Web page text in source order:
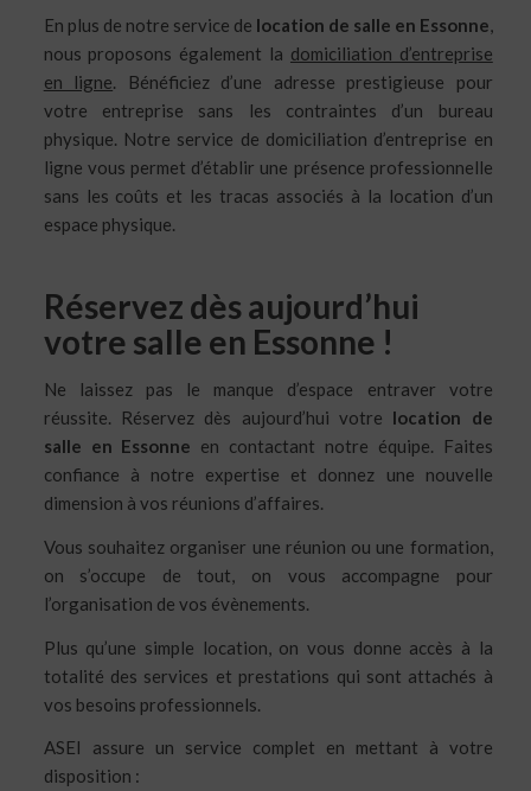
En plus de notre service de location de salle en Essonne,
nous proposons également la domiciliation d’entreprise
en ligne. Bénéficiez d’une adresse prestigieuse pour
votre entreprise sans les contraintes d’un bureau
physique. Notre service de domiciliation d’entreprise en
ligne vous permet d’établir une présence professionnelle
sans les coûts et les tracas associés à la location d’un
espace physique.
Réservez dès aujourd’hui
votre salle en Essonne !
Ne laissez pas le manque d’espace entraver votre
réussite. Réservez dès aujourd’hui votre location de
salle en Essonne en contactant notre équipe. Faites
confiance à notre expertise et donnez une nouvelle
dimension à vos réunions d’affaires.
Vous souhaitez organiser une réunion ou une formation,
on s’occupe de tout, on vous accompagne pour
l’organisation de vos évènements.
Plus qu’une simple location, on vous donne accès à la
totalité des services et prestations qui sont attachés à
vos besoins professionnels.
ASEI assure un service complet en mettant à votre
disposition :